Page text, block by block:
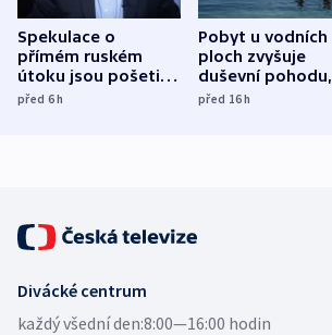
Spekulace o
přímém ruském
útoku jsou pošetilé,
míní estonský
před 6h
Pobyt u vodních
ploch zvyšuje
duševní pohodu,
ukázala
před 16h
Divácké centrum
každý všední den:8:00—16:00 hodin